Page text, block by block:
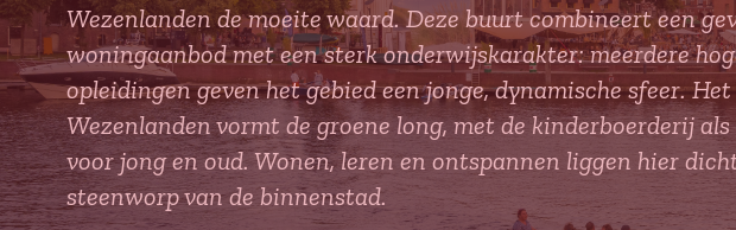
Wezenlanden de moeite waard. Deze buurt combineert een
woningaanbod met een sterk onderwijskarakter: meerdere
opleidingen geven het gebied een jonge, dynamische sfeer.
Wezenlanden vormt de groene long, met de kinderboerderij
voor jong en oud. Wonen, leren en ontspannen liggen hier
steenworp van de binnenstad.